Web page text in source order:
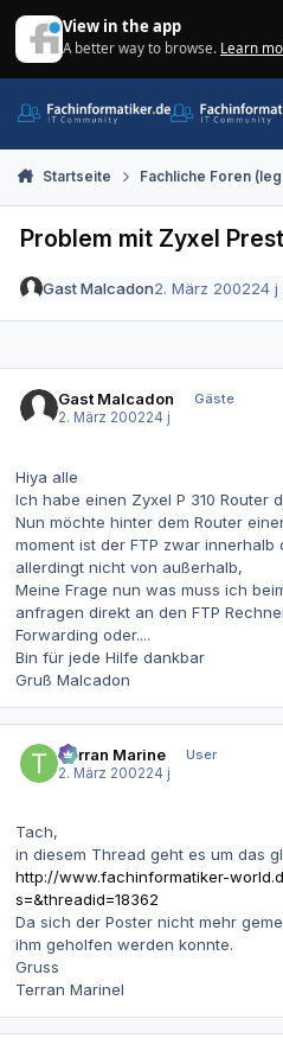
View in the app
A better way to browse. Learn
Startseite Fachliche Foren
Problem mit Zyxel
Gast Malcadon2. März 200224 j
Gast Malcadon
Gäste
2. März 200224 j
Hiya alle
Ich habe einen Zyxel P 310 Router
Nun möchte hinter dem Router
moment ist der FTP zwar
allerdingt nicht von außerhalb,
Meine Frage nun was muss ich
anfragen direkt an den FTP
Forwarding oder....
Bin für jede Hilfe dankbar
Gruß Malcadon
Terran Marine
User
2. März 200224 j
Tach,
in diesem Thread geht es um das
http://www.fachinformatiker-
s=&threadid=18362
Da sich der Poster nicht mehr
ihm geholfen werden konnte.
Gruss
Terran Marinel